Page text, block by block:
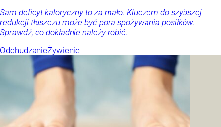
Sam deficyt kaloryczny to za mało. Kluczem do szybszej
redukcji tłuszczu może być pora spożywania posiłków.
Sprawdź, co dokładnie należy robić.
OdchudzanieŻywienie